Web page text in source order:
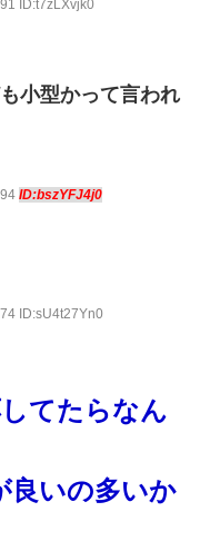
ID:t7zLXvjk0
小型かって言われ
ID:bszYFJ4j0
ID:sU4t27Yn0
てたらなん
良いの多いか